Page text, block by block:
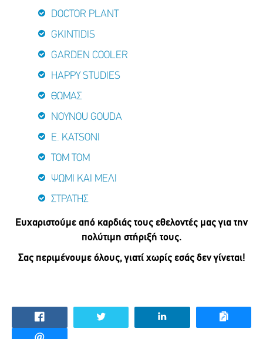
DOCTOR PLANT
GKINTIDIS
GARDEN COOLER
HAPPY STUDIES
ΘΩΜΑΣ
NOYNOU GOUDA
E. KATSONI
ΤΟΜ ΤΟΜ
ΨΩΜΙ ΚΑΙ ΜΕΛΙ
ΣΤΡΑΤΗΣ
Ευχαριστούμε από καρδιάς τους εθελοντές μας για την
πολύτιμη στήριξή τους.
Σας περιμένουμε όλους, γιατί χωρίς εσάς δεν γίνεται!